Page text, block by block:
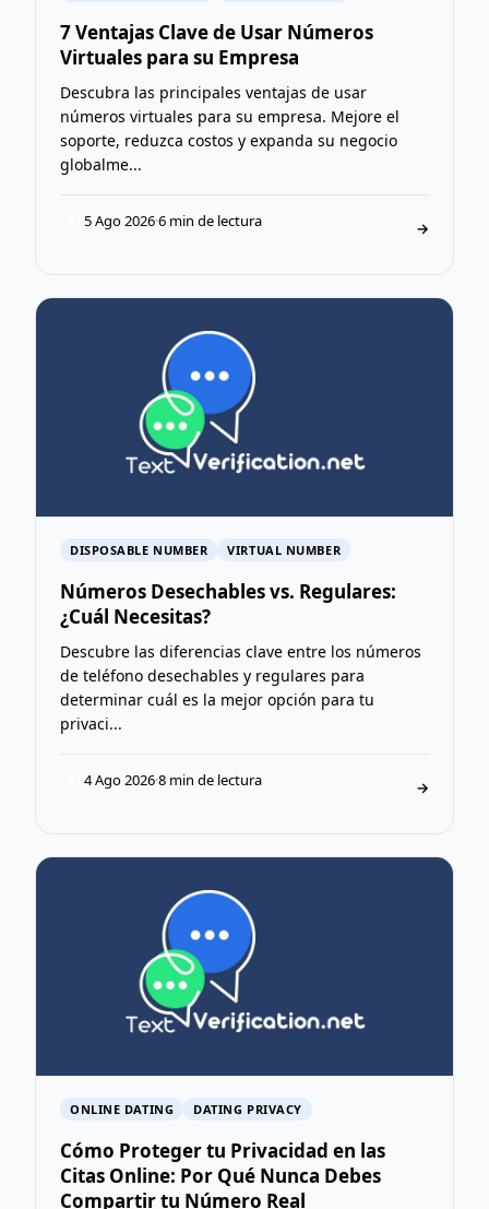
7 Ventajas Clave de Usar Números
Virtuales para su Empresa
Descubra las principales ventajas de usar
números virtuales para su empresa. Mejore el
soporte, reduzca costos y expanda su negocio
globalme...
5 Ago 2026·6 min de lectura →
DISPOSABLE NUMBER VIRTUAL NUMBER
Números Desechables vs. Regulares:
¿Cuál Necesitas?
Descubre las diferencias clave entre los números
de teléfono desechables y regulares para
determinar cuál es la mejor opción para tu
privaci...
4 Ago 2026·8 min de lectura →
ONLINE DATING DATING PRIVACY
Cómo Proteger tu Privacidad en las
Citas Online: Por Qué Nunca Debes
Compartir tu Número Real